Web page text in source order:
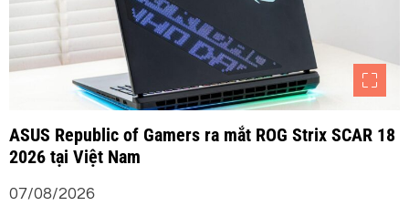
ASUS Republic of Gamers ra mắt ROG Strix SCAR 18
2026 tại Việt Nam
07/08/2026